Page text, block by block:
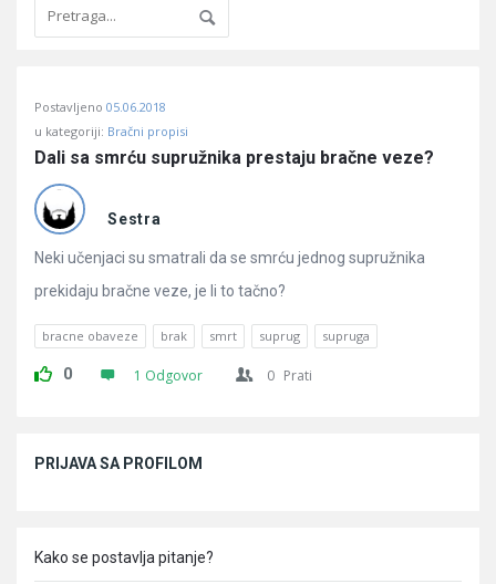
Učene
Latest
Pitanja
Postavljeno 05.06.2018
u kategoriji: Bračni propisi
Dali sa smrću supružnika prestaju bračne veze?
Sestra
Neki učenjaci su smatrali da se smrću jednog supružnika
prekidaju bračne veze, je li to tačno?
bracne obaveze brak smrt suprug supruga
0 1 Odgovor 0 Prati
PRIJAVA SA PROFILOM
Kako se postavlja pitanje?